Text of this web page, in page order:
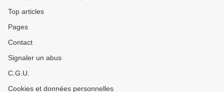
Top articles
Pages
Contact
Signaler un abus
C.G.U.
Cookies et données personnelles